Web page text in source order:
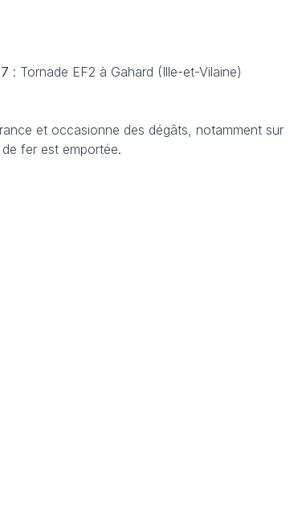
: Tornade EF2 à Gahard (Ille-et-Vilaine)
et occasionne des dégâts, notamment sur
fer est emportée.